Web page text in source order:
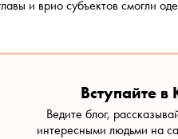
и врио субъектов смогли
Вступайте
Ведите блог,
интересными людьми на